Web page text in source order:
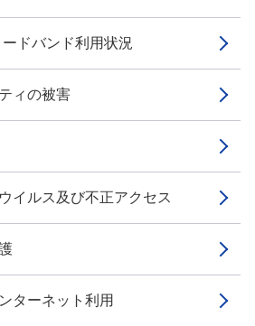
ドバンド利用状況
ィの被害
イルス及び不正アクセス
ターネット利用